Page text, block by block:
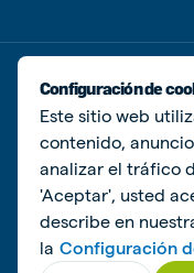
Política de
Administrar Cookies
© De Heus Animal
Configuración de
Este sitio web
contenido,
analizar el tráfico
'Aceptar', usted
describe en
la Configuración